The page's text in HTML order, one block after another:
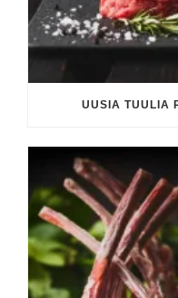
UUSIA TUULIA